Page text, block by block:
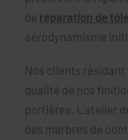
de réparation de tôle
aérodynamisme
Nos clients
qualité de nos
portières. L'atelier
des marbres de